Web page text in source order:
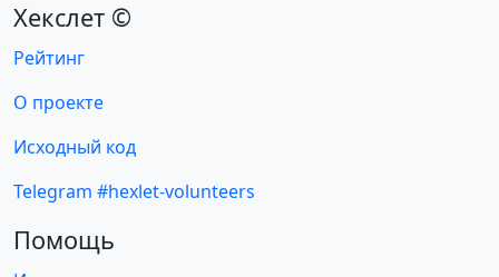
Хекслет ©
Рейтинг
О проекте
Исходный код
Telegram #hexlet-volunteers
Помощь